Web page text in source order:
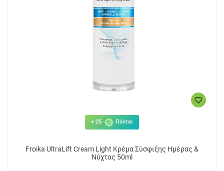
+ 25 Πόντοι
Froika UltraLift Cream Light Κρέμα Σύσφιξης Ημέρας &
Νύχτας 50ml